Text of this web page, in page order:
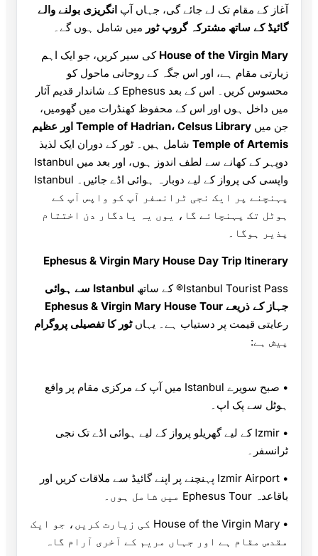
آغاز کے مقام تک لے جائے گی، جہاں آپ انگریزی بولنے والے
گائیڈ کے ساتھ مشترکہ گروپ ٹور میں شامل ہوں گے۔
House of the Virgin Mary کی سیر کریں، جو ایک اہم
زیارتی مقام ہے، اور اس جگہ کے روحانی ماحول کو
محسوس کریں۔ اس کے بعد Ephesus کے شاندار قدیم آثار
میں داخل ہوں اور اس کے محفوظ کھنڈرات میں گھومیں،
جن میں
Temple of Hadrian، Celsus Library اور عظیم
Temple of Artemis شامل ہیں۔ ٹور کے دوران ایک لذیذ
دوپہر کے کھانے سے لطف اندوز ہوں، اور بعد میں Istanbul
واپسی کی پرواز کے لیے دوبارہ ہوائی اڈے جائیں۔ Istanbul
پہنچنے پر ایک نجی ٹرانسفر آپ کو واپس آپ کے
ہوٹل تک پہنچائے گا، یوں یہ یادگار دن اختتام
پذیر ہوگا۔
Ephesus & Virgin Mary House Day Trip Itinerary
Istanbul Tourist Pass® کے ساتھ
Istanbul سے ہوائی
جہاز کے ذریعے Ephesus & Virgin Mary House Tour
رعایتی قیمت پر دستیاب ہے۔ یہاںٹور کا تفصیلی پروگرام
پیش ہے:
• صبح سویرے Istanbul میں آپ کے مرکزی مقام پر واقع
ہوٹل سے پک اپ۔
• Izmir کے لیے گھریلو پرواز کے لیے ہوائی اڈے تک نجی
ٹرانسفر۔
• Izmir Airport پہنچنے پر اپنے گائیڈ سے ملاقات کریں اور
باقاعدہ Ephesus Tour میں شامل ہوں۔
• House of the Virgin Mary کی زیارت کریں، جو ایک
مقدس مقام ہے اور جہاں مریم کے آخری آرام گاہ